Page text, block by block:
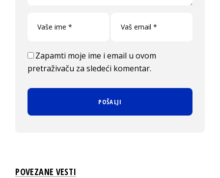
Zapamti moje ime i email u ovom
pretraživaču za sledeći komentar.
POVEZANE VESTI